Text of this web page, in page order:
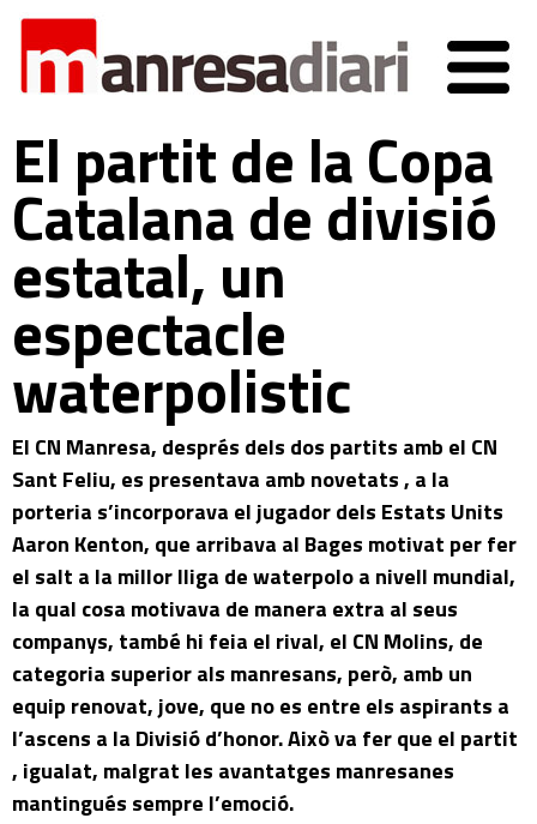
El partit de la Copa
Catalana de divisió
estatal, un
espectacle
waterpolistic
El CN Manresa, després dels dos partits amb el CN
Sant Feliu, es presentava amb novetats , a la
porteria s’incorporava el jugador dels Estats Units
Aaron Kenton, que arribava al Bages motivat per fer
el salt a la millor lliga de waterpolo a nivell mundial,
la qual cosa motivava de manera extra al seus
companys, també hi feia el rival, el CN Molins, de
categoria superior als manresans, però, amb un
equip renovat, jove, que no es entre els aspirants a
l’ascens a la Divisió d’honor. Això va fer que el partit
, igualat, malgrat les avantatges manresanes
mantingués sempre l’emoció.